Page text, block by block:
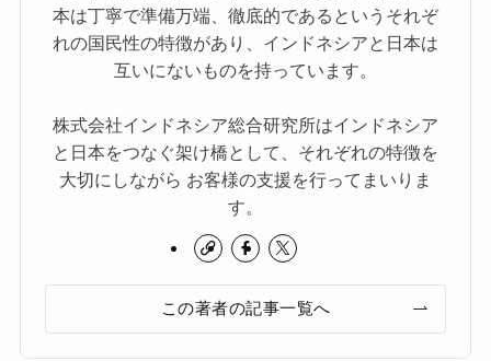
本は丁寧で準備万端、徹底的であるというそれぞ
れの国民性の特徴があり、インドネシアと日本は
互いにないものを持っています。
株式会社インドネシア総合研究所はインドネシア
と日本をつなぐ架け橋として、それぞれの特徴を
大切にしながら お客様の支援を行ってまいりま
す。
この著者の記事一覧へ